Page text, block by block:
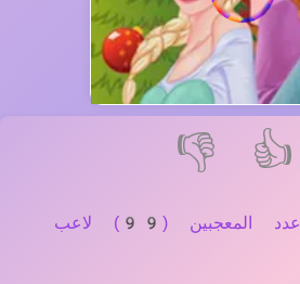
👍
👎
عدد المعجبين (99) لاعب